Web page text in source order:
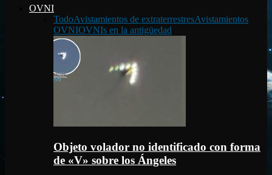
OVNI
TodoAvistamientos de extraterrestresAvistamientos
OVNIOVNIs en la antigüedad
Objeto volador no identificado con forma
de «V» sobre los Ángeles